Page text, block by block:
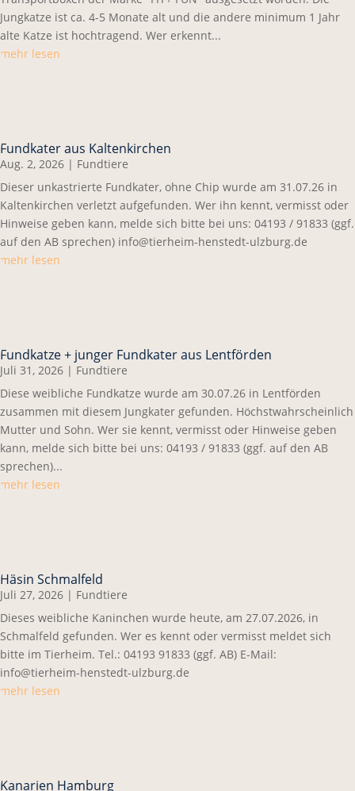
Jungkatze ist ca. 4-5 Monate alt und die andere minimum 1 Jahr
alte Katze ist hochtragend. Wer erkennt...
mehr lesen
Fundkater aus Kaltenkirchen
Aug. 2, 2026 | Fundtiere
Dieser unkastrierte Fundkater, ohne Chip wurde am 31.07.26 in
Kaltenkirchen verletzt aufgefunden. Wer ihn kennt, vermisst oder
Hinweise geben kann, melde sich bitte bei uns: 04193 / 91833 (ggf.
auf den AB sprechen) info@tierheim-henstedt-ulzburg.de
mehr lesen
Fundkatze + junger Fundkater aus Lentförden
Juli 31, 2026 | Fundtiere
Diese weibliche Fundkatze wurde am 30.07.26 in Lentförden
zusammen mit diesem Jungkater gefunden. Höchstwahrscheinlich
Mutter und Sohn. Wer sie kennt, vermisst oder Hinweise geben
kann, melde sich bitte bei uns: 04193 / 91833 (ggf. auf den AB
sprechen)...
mehr lesen
Häsin Schmalfeld
Juli 27, 2026 | Fundtiere
Dieses weibliche Kaninchen wurde heute, am 27.07.2026, in
Schmalfeld gefunden. Wer es kennt oder vermisst meldet sich
bitte im Tierheim. Tel.: 04193 91833 (ggf. AB) E-Mail:
info@tierheim-henstedt-ulzburg.de
mehr lesen
Kanarien Hamburg